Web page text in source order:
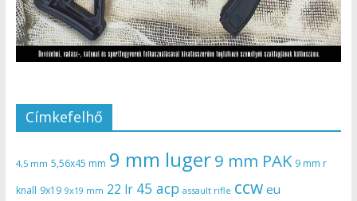
Címkefelhő
4,5 mm 5,56x45 mm 9 mm luger9 mm PAK 9 mm r
knall 9x19 9x19 mm 22 lr 45 acp assault rifle ccw eu